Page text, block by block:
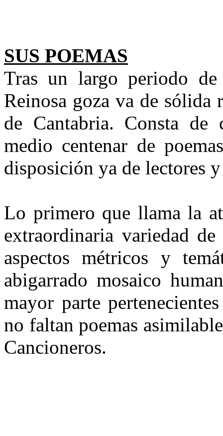
SUS POEMAS
Tras un largo periodo
Reinosa goza va de
de Cantabria. Consta
medio centenar de
disposición ya de lectores
Lo primero que llama la
extraordinaria variedad
aspectos métricos y
abigarrado mosaico
mayor parte
no faltan poemas
Cancioneros.